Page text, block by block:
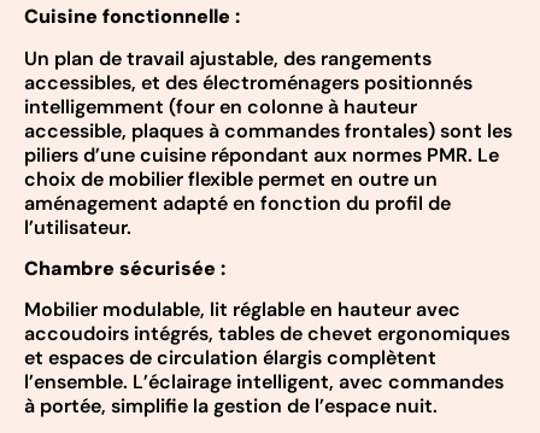
Cuisine fonctionnelle :
Un plan de travail ajustable, des rangements
accessibles, et des électroménagers positionnés
intelligemment (four en colonne à hauteur
accessible, plaques à commandes frontales) sont les
piliers d’une cuisine répondant aux normes PMR. Le
choix de mobilier flexible permet en outre un
aménagement adapté en fonction du profil de
l’utilisateur.
Chambre sécurisée :
Mobilier modulable, lit réglable en hauteur avec
accoudoirs intégrés, tables de chevet ergonomiques
et espaces de circulation élargis complètent
l’ensemble. L’éclairage intelligent, avec commandes
à portée, simplifie la gestion de l’espace nuit.